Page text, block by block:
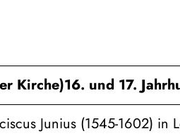
Kirche)16. und 17.
Junius (1545-1602) in